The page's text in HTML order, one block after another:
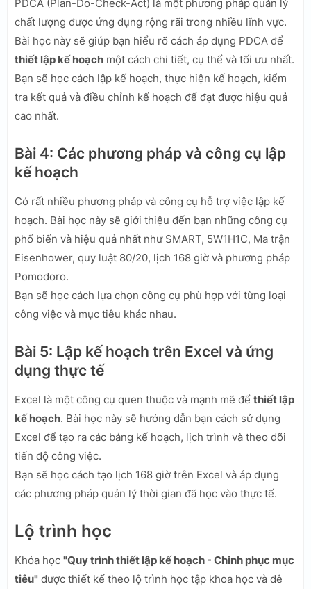
PDCA (Plan-Do-Check-Act) là một phương pháp quản lý
chất lượng được ứng dụng rộng rãi trong nhiều lĩnh vực.
Bài học này sẽ giúp bạn hiểu rõ cách áp dụng PDCA để
thiết lập kế hoạch một cách chi tiết, cụ thể và tối ưu nhất.
Bạn sẽ học cách lập kế hoạch, thực hiện kế hoạch, kiểm
tra kết quả và điều chỉnh kế hoạch để đạt được hiệu quả
cao nhất.
Bài 4: Các phương pháp và công cụ lập
kế hoạch
Có rất nhiều phương pháp và công cụ hỗ trợ việc lập kế
hoạch. Bài học này sẽ giới thiệu đến bạn những công cụ
phổ biến và hiệu quả nhất như SMART, 5W1H1C, Ma trận
Eisenhower, quy luật 80/20, lịch 168 giờ và phương pháp
Pomodoro.
Bạn sẽ học cách lựa chọn công cụ phù hợp với từng loại
công việc và mục tiêu khác nhau.
Bài 5: Lập kế hoạch trên Excel và ứng
dụng thực tế
Excel là một công cụ quen thuộc và mạnh mẽ để thiết lập
kế hoạch. Bài học này sẽ hướng dẫn bạn cách sử dụng
Excel để tạo ra các bảng kế hoạch, lịch trình và theo dõi
tiến độ công việc.
Bạn sẽ học cách tạo lịch 168 giờ trên Excel và áp dụng
các phương pháp quản lý thời gian đã học vào thực tế.
Lộ trình học
Khóa học "Quy trình thiết lập kế hoạch - Chinh phục mục
tiêu" được thiết kế theo lộ trình học tập khoa học và dễ